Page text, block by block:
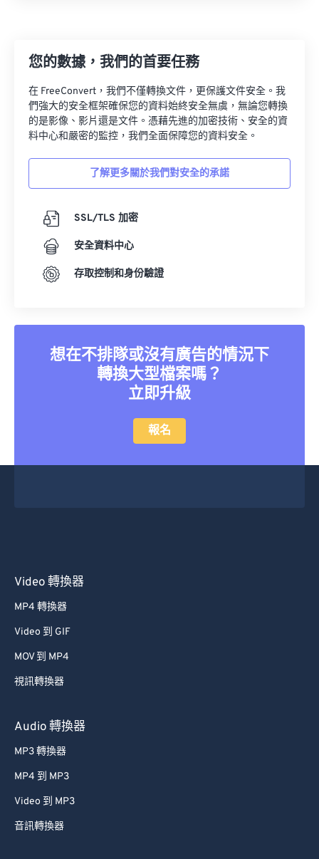
您的數據，我們的首要任務
在 FreeConvert，我們不僅轉換文件，更保護文件安全。我
們強大的安全框架確保您的資料始終安全無虞，無論您轉換
的是影像、影片還是文件。憑藉先進的加密技術、安全的資
料中心和嚴密的監控，我們全面保障您的資料安全。
了解更多關於我們對安全的承諾
SSL/TLS 加密
安全資料中心
存取控制和身份驗證
想在不排隊或沒有廣告的情況下
轉換大型檔案嗎？
立即升級
報名
Video 轉換器
MP4 轉換器
Video 到 GIF
MOV 到 MP4
視訊轉換器
Audio 轉換器
MP3 轉換器
MP4 到 MP3
Video 到 MP3
音訊轉換器